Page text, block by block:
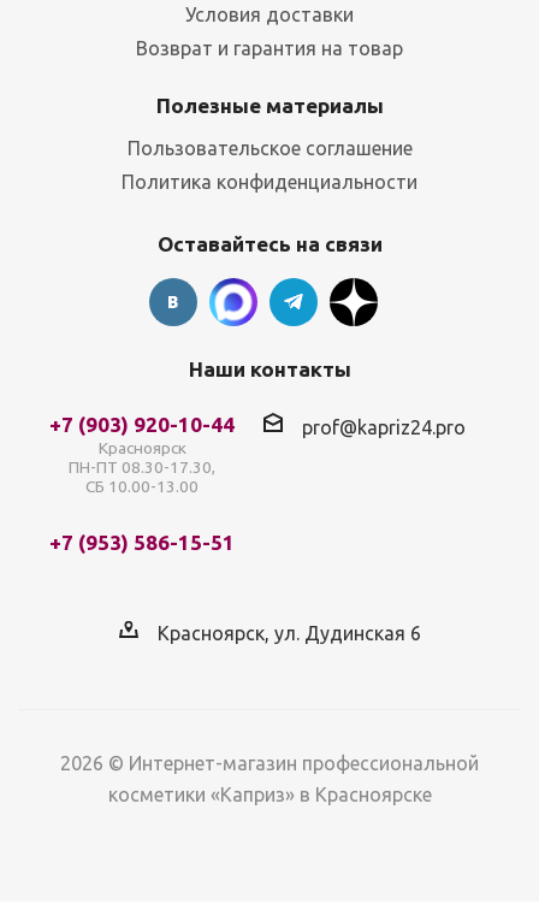
Условия доставки
Возврат и гарантия на товар
Полезные материалы
Пользовательское соглашение
Политика конфиденциальности
Оставайтесь на связи
Наши контакты
+7 (903) 920-10-44
Красноярск
ПН-ПТ 08.30-17.30,
СБ 10.00-13.00
+7 (953) 586-15-51
prof@kapriz24.pro
Красноярск, ул. Дудинская 6
2026 © Интернет-магазин профессиональной
косметики «Каприз» в Красноярске